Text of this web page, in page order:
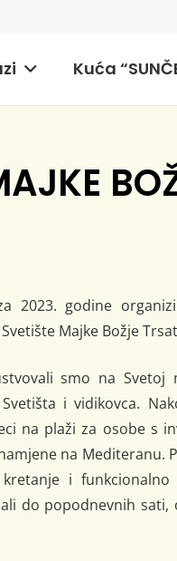
Kuća
2023. godine
Majke Božje
smo na Svetoj
i vidikovca.
na plaži za osobe s
na Mediteranu.
i funkcionalno
do popodnevnih sati,